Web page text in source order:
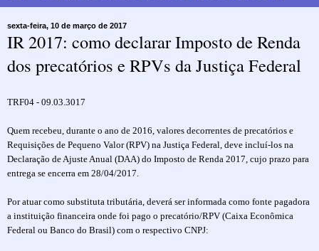
sexta-feira, 10 de março de 2017
IR 2017: como declarar Imposto de Renda
dos precatórios e RPVs da Justiça Federal
TRF04 - 09.03.3017
Quem recebeu, durante o ano de 2016, valores decorrentes de precatórios e
Requisições de Pequeno Valor (RPV) na Justiça Federal, deve incluí-los na
Declaração de Ajuste Anual (DAA) do Imposto de Renda 2017, cujo prazo para
entrega se encerra em 28/04/2017.
Por atuar como substituta tributária, deverá ser informada como fonte pagadora
a instituição financeira onde foi pago o precatório/RPV (Caixa Econômica
Federal ou Banco do Brasil) com o respectivo CNPJ: